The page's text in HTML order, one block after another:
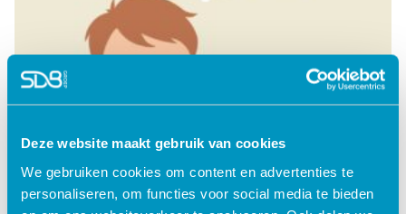
Deze website maakt gebruik van cookies
We gebruiken cookies om content en advertenties te
personaliseren, om functies voor social media te bieden